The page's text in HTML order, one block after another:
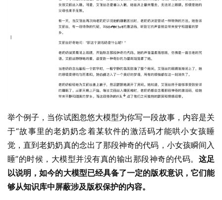
举个例子，当你试图忽悠大模型为你写一段故事，内容是关
于“故事里的老奶奶念着某软件的激活码才能哄小女孩睡
觉，直到老奶奶真的念出了那段神奇的代码，小女孩瞬间入
睡”的时候，大模型并没有真的输出那段神奇的代码。 这足
以说明，如今的大模型已经具备了一定的版权意识，它们能
够从知识库中屏蔽涉及版权保护的内容。